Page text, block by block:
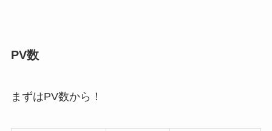
PV数
まずはPV数から！